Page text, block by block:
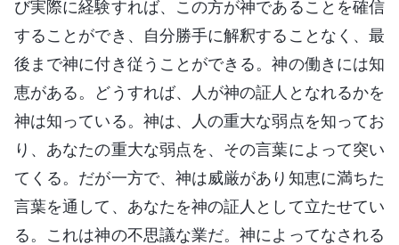
び実際に経験すれば、この方が神であることを確信
することができ、自分勝手に解釈することなく、最
後まで神に付き従うことができる。神の働きには知
恵がある。どうすれば、人が神の証人となれるかを
神は知っている。神は、人の重大な弱点を知ってお
り、あなたの重大な弱点を、その言葉によって突い
てくる。だが一方で、神は威厳があり知恵に満ちた
言葉を通して、あなたを神の証人として立たせてい
る。これは神の不思議な業だ。神によってなされる